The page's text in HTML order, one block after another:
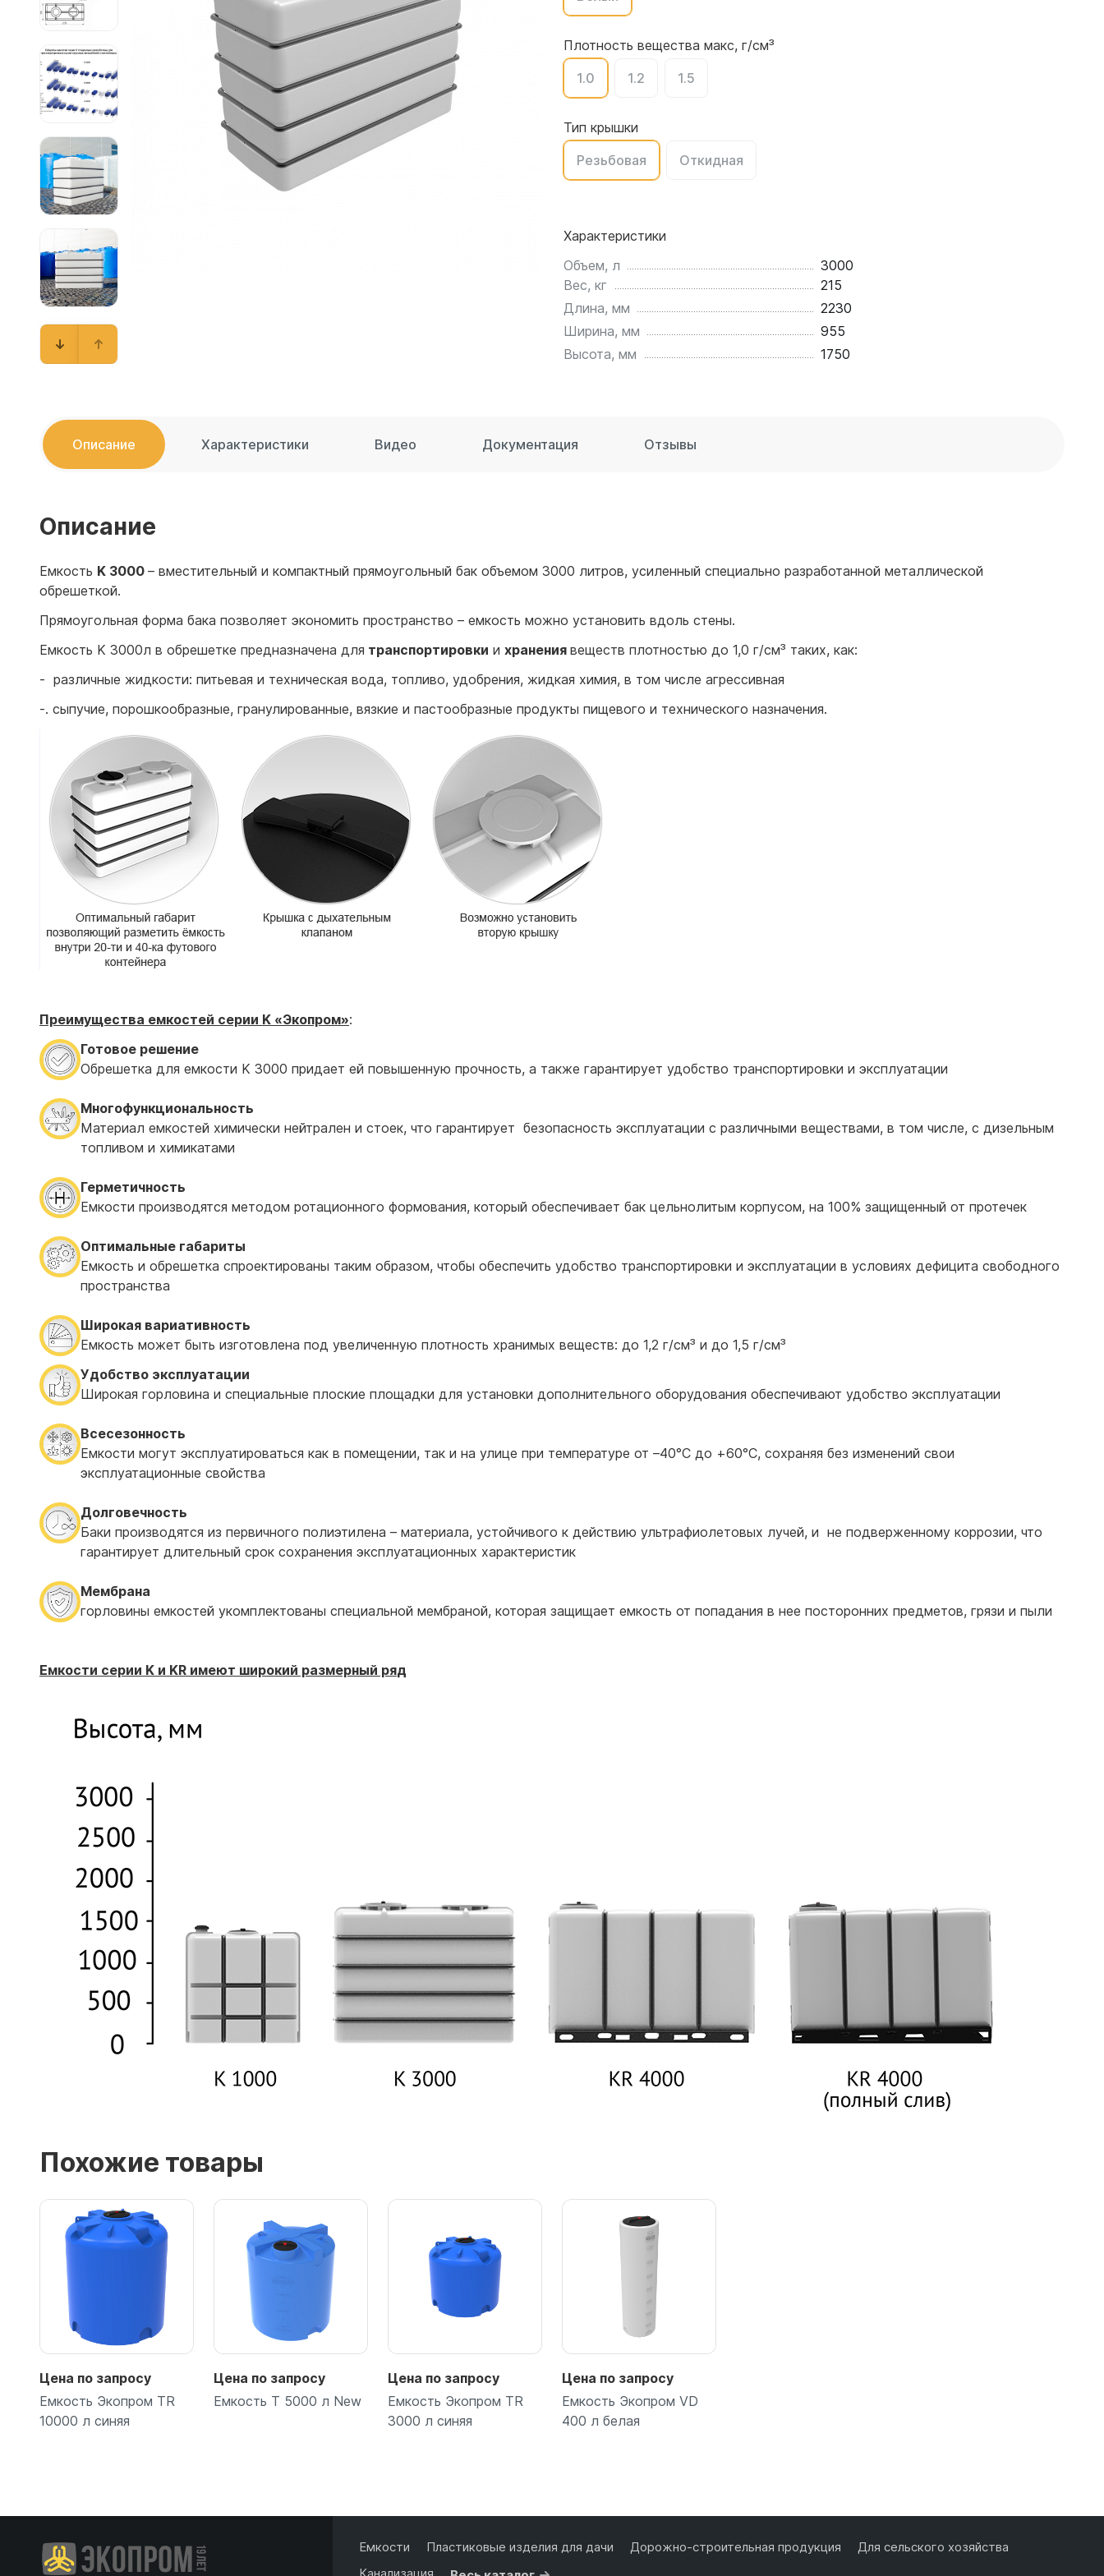
Емкости для воды 4500 литров
Емкости для воды 4000 литров
Емкости для воды 3000 литров
Емкости для воды 2500 литров
Емкости для воды 2000 литров
Емкости для воды 1500 литров
Емкости для воды 1000 литров
Емкости для воды 750 литров
ЦКТ для ферментации
Плотность вещества макс, г/см³
1.0
1.2 1.5
Тип крышки
Резьбовая
Откидная
Характеристики
Объем, л
3000
Вес, кг
215
Длина, мм
2230
Ширина, мм
955
Высота, мм
1750
Описание Характеристики Видео Документация Отзывы
Описание
Емкость K 3000 – вместительный и компактный прямоугольный бак объемом 3000 литров, усиленный специально разработанной металлической
обрешеткой.
Прямоугольная форма бака позволяет экономить пространство – емкость можно установить вдоль стены.
Емкость K 3000л в обрешетке предназначена для транспортировки и хранения веществ плотностью до 1,0 г/см³ таких, как:
- различные жидкости: питьевая и техническая вода, топливо, удобрения, жидкая химия, в том числе агрессивная
-. сыпучие, порошкообразные, гранулированные, вязкие и пастообразные продукты пищевого и технического назначения.
Преимущества емкостей серии K «Экопром»:
Готовое решение
Обрешетка для емкости K 3000 придает ей повышенную прочность, а также гарантирует удобство транспортировки и эксплуатации
Многофункциональность
Материал емкостей химически нейтрален и стоек, что гарантирует безопасность эксплуатации с различными веществами, в том числе, с дизельным
топливом и химикатами
Герметичность
Емкости производятся методом ротационного формования, который обеспечивает бак цельнолитым корпусом, на 100% защищенный от протечек
Оптимальные габариты
Емкость и обрешетка спроектированы таким образом, чтобы обеспечить удобство транспортировки и эксплуатации в условиях дефицита свободного
пространства
Широкая вариативность
Емкость может быть изготовлена под увеличенную плотность хранимых веществ: до 1,2 г/см³ и до 1,5 г/см³
Удобство эксплуатации
Широкая горловина и специальные плоские площадки для установки дополнительного оборудования обеспечивают удобство эксплуатации
Всесезонность
Емкости могут эксплуатироваться как в помещении, так и на улице при температуре от –40°С до +60°С, сохраняя без изменений свои
эксплуатационные свойства
Долговечность
Баки производятся из первичного полиэтилена – материала, устойчивого к действию ультрафиолетовых лучей, и не подверженному коррозии, что
гарантирует длительный срок сохранения эксплуатационных характеристик
Мембрана
горловины емкостей укомплектованы специальной мембраной, которая защищает емкость от попадания в нее посторонних предметов, грязи и пыли
Емкости серии K и KR имеют широкий размерный ряд
Похожие товары
Цена по запросу
Емкость Экопром TR
10000 л синяя
Цена по запросу
Емкость T 5000 л New
Цена по запросу
Емкость Экопром TR
3000 л синяя
Цена по запросу
Емкость Экопром VD
400 л белая
Емкости Пластиковые изделия для дачи Дорожно-строительная продукция
Для сельского хозяйства